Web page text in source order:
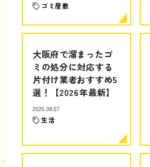
ゴミ屋敷
大阪府で溜まったゴ
ミの処分に対応する
片付け業者おすすめ5
選！【2026年最新】
2026.08.07
生活